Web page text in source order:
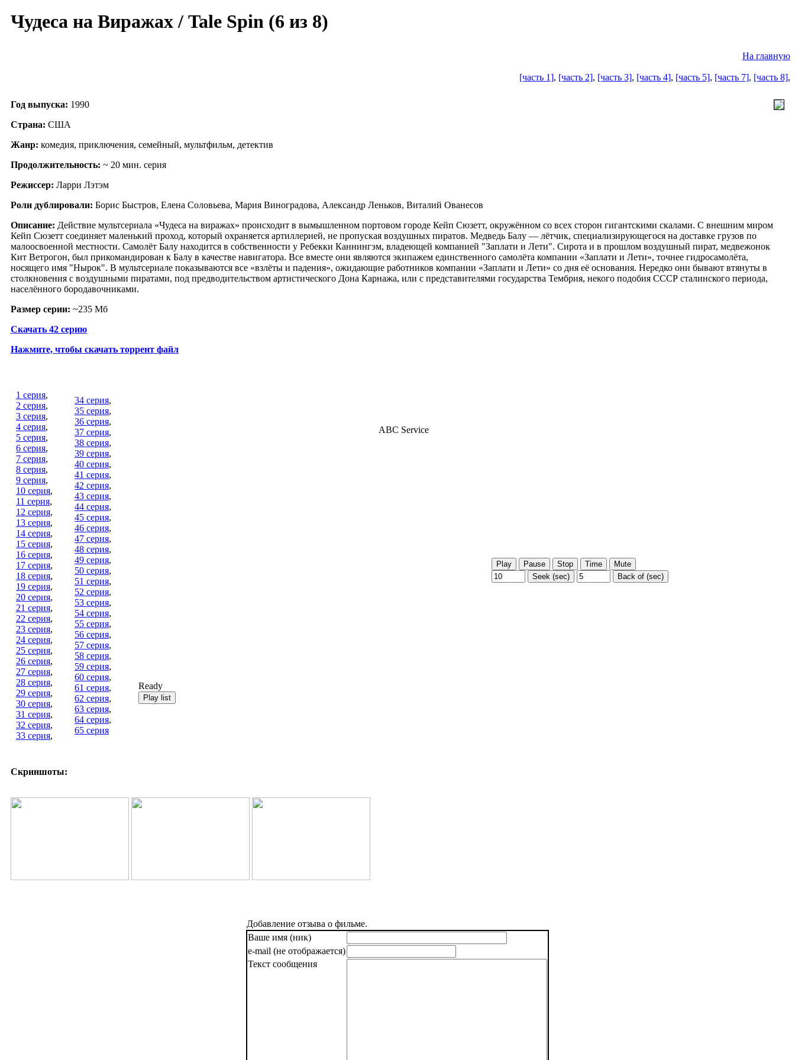
Чудеса на Виражах / Tale Spin (6 из 8)
На главную
[часть 1], [часть 2], [часть 3], [часть 4], [часть 5], [часть 7], [часть 8],
Год выпуска: 1990
Страна: США
Жанр: комедия, приключения, семейный, мультфильм, детектив
Продолжительность: ~ 20 мин. серия
Режиссер: Ларри Лэтэм
Роли дублировали: Борис Быстров, Елена Соловьева, Мария Виноградова, Александр Леньков, Виталий Ованесов
Описание: Действие мультсериала «Чудеса на виражах» происходит в вымышленном портовом городе Кейп Сюзетт, окружённом со всех сторон гигантскими скалами. С внешним миром
Кейп Сюзетт соединяет маленький проход, который охраняется артиллерией, не пропуская воздушных пиратов. Медведь Балу — лётчик, специализирующегося на доставке грузов по
малоосвоенной местности. Самолёт Балу находится в собственности у Ребекки Каннингэм, владеющей компанией "Заплати и Лети". Сирота и в прошлом воздушный пират, медвежонок
Кит Ветрогон, был прикомандирован к Балу в качестве навигатора. Все вместе они являются экипажем единственного самолёта компании «Заплати и Лети», точнее гидросамолёта,
носящего имя "Нырок". В мультсериале показываются все «взлёты и падения», ожидающие работников компании «Заплати и Лети» со дня её основания. Нередко они бывают втянуты в
столкновения с воздушными пиратами, под предводительством артистического Дона Карнажа, или с представителями государства Тембрия, некого подобия СССР сталинского периода,
населённого бородавочниками.
Размер серии: ~235 Мб
Скачать 42 серию
Нажмите, чтобы скачать торрент файл
1 серия,
2 серия,
3 серия,
4 серия,
5 серия,
6 серия,
7 серия,
8 серия,
9 серия,
10 серия,
11 серия,
12 серия,
13 серия,
14 серия,
15 серия,
16 серия,
17 серия,
18 серия,
19 серия,
20 серия,
21 серия,
22 серия,
23 серия,
24 серия,
25 серия,
26 серия,
27 серия,
28 серия,
29 серия,
30 серия,
31 серия,
32 серия,
33 серия,
34 серия,
35 серия,
36 серия,
37 серия,
38 серия,
39 серия,
40 серия,
41 серия,
42 серия,
43 серия,
44 серия,
45 серия,
46 серия,
47 серия,
48 серия,
49 серия,
50 серия,
51 серия,
52 серия,
53 серия,
54 серия,
55 серия,
56 серия,
57 серия,
58 серия,
59 серия,
60 серия,
61 серия,
62 серия,
63 серия,
64 серия,
65 серия
ABC Service
Ready
Скриншоты:
Добавление отзыва о фильме.
Ваше имя (ник)
e-mail (не отображается)
Текст сообщения